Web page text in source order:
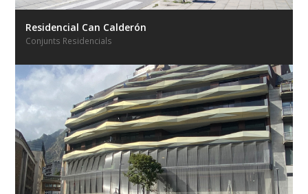
Residencial Can Calderón
Conjunts Residencials